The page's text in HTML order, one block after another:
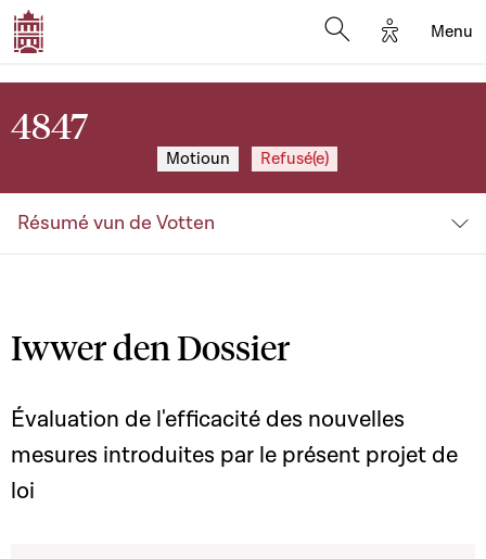
Options
Menu
4847
Motioun Refusé(e)
Résumé vun de Votten
Iwwer den Dossier
Évaluation de l'efficacité des nouvelles
mesures introduites par le présent projet de
loi